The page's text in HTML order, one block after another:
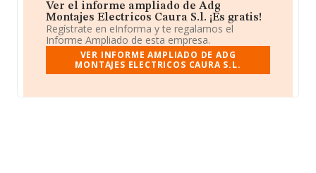
Ver el informe ampliado de Adg
Montajes Electricos Caura S.l. ¡Es gratis!
Regístrate en eInforma y te regalamos el
Informe Ampliado de esta empresa.
VER INFORME AMPLIADO DE ADG
MONTAJES ELECTRICOS CAURA S.L.